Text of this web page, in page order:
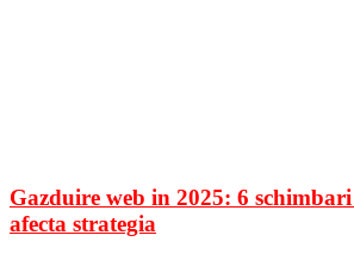
Gazduire web in 2025: 6
afecta strategia